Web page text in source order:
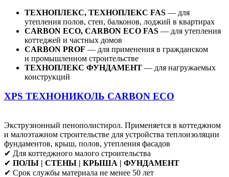
ТЕХНОПЛЕКС, ТЕХНОПЛЕКС FAS — для
утепления полов, стен, балконов, лоджий в квартирах
CARBON ECO, CARBON ECO FAS — для утепления
коттеджей и частных домов
CARBON PROF — для применения в гражданском
и промышленном строительстве
ТЕХНОПЛЕКС ФУНДАМЕНТ — для нагружаемых
конструкций
XPS ТЕХНОНИКОЛЬ CARBON ECO
Экструзионный пенополистирол. Применяется в коттеджном
и малоэтажном строительстве для устройства теплоизоляции
фундаментов, крыш, полов, утепления фасадов
✔ Для коттеджного малого строительства
✔ ПОЛЫ | СТЕНЫ | КРЫША | ФУНДАМЕНТ
✔ Срок службы материала не менее 50 лет